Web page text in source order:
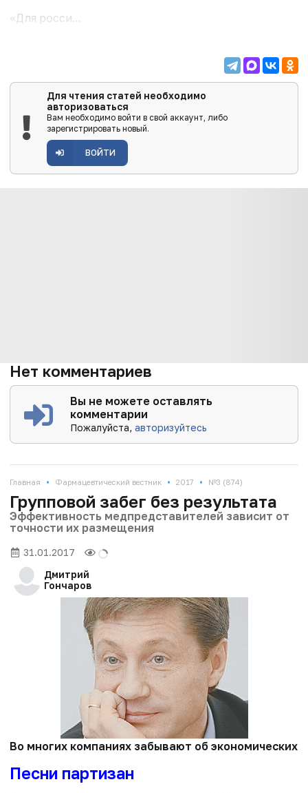
«Для росси...
Для чтения статей необходимо
авторизоваться
Вам необходимо войти в свой аккаунт, либо
зарегистрировать новый.
ВОЙТИ
Нет комментариев
Вы не можете оставлять
комментарии
Пожалуйста,авторизуйтесь
Главная • Фармацевтический вестник • 2017 • №3 (874)
Групповой забег без результата
Эффективность медпредставителей зависит от
точности их размещения
31.01.2017
Дмитрий
Гончаров
Во многих компаниях забывают об
Песни партизан